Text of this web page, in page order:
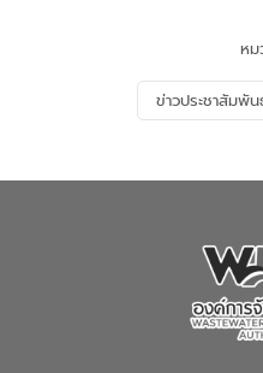
จั
แ
เ
ณ
ห
ข่าวประชาสัมพัน